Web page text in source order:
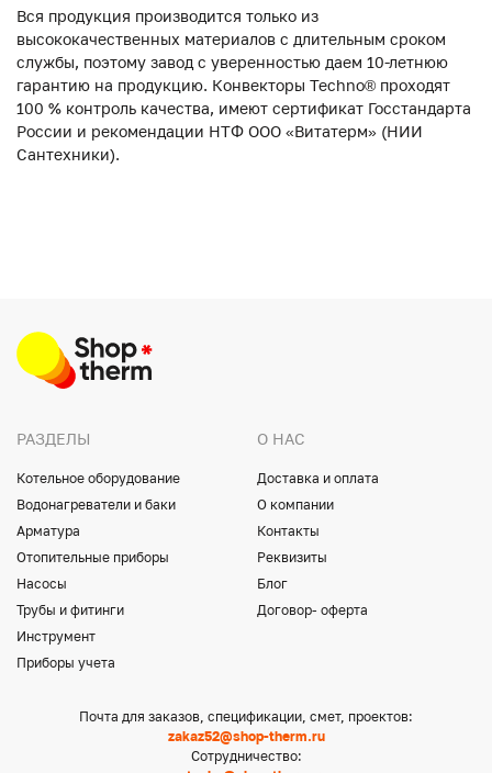
Вся продукция производится только из
высококачественных материалов с длительным сроком
службы, поэтому завод с уверенностью даем 10-летнюю
гарантию на продукцию. Конвекторы Techno® проходят
100 % контроль качества, имеют сертификат Госстандарта
России и рекомендации НТФ ООО «Витатерм» (НИИ
Сантехники).
РАЗДЕЛЫ
Котельное оборудование
Водонагреватели и баки
Арматура
Отопительные приборы
Насосы
Трубы и фитинги
Инструмент
Приборы учета
О НАС
Доставка и оплата
О компании
Контакты
Реквизиты
Блог
Договор- оферта
Почта для заказов, спецификации, смет, проектов:
zakaz52@shop-therm.ru
Сотрудничество: